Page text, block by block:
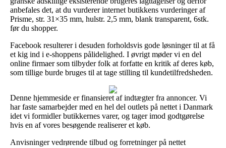
anbefales det, at du vurderer internet butikkens vurderinger af
Prisme, str. 31×35 mm, hulstr. 2,5 mm, blank transparent, 6stk.
før du shopper.
Facebook resulterer i desuden forholdsvis gode løsninger til at få
et kig ind i e-shoppens pålidelighed. I øvrigt møder vi en del
online firmaer som tilbyder folk at forfatte en kritik af deres køb,
som tillige burde bruges til at tage stilling til kundetilfredsheden.
Denne hjemmeside er finansieret af indtægter fra annoncer. Vi
har faste samarbejder med en hel del outlets på nettet i Danmark
idet vi formidler butikkernes varer, og tager imod godtgørelse
hvis en af vores besøgende realiserer et køb.
Anvisninger vedrørende tilbud og forretninger på nettet